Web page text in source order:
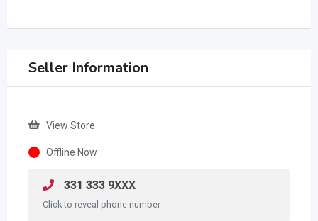
Seller Information
View Store
Offline Now
331 333 9XXX
Click to reveal phone number